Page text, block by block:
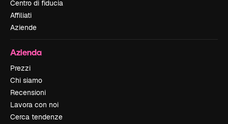
Centro di fiducia
Affiliati
Aziende
Azienda
Prezzi
Chi siamo
Recensioni
Lavora con noi
Cerca tendenze